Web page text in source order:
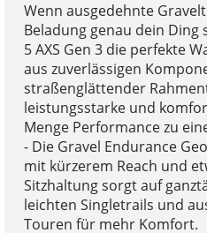
Wenn ausgedehnte
Beladung genau dein Ding
5 AXS Gen 3 die perfekte
aus zuverlässigen
straßenglättender
leistungsstarke und
Menge Performance zu
- Die Gravel Endurance
mit kürzerem Reach und
Sitzhaltung sorgt auf
leichten Singletrails und
Touren für mehr Komfort.